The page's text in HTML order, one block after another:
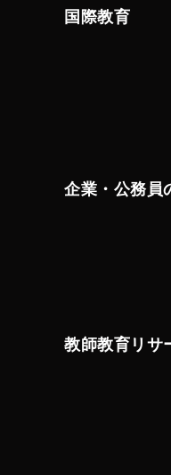
国際教育
企業・公務員
教師教育リサ